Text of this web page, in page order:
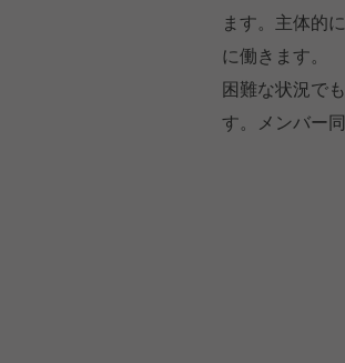
ます。主体的
に働きます。
困難な状況で
す。メンバー